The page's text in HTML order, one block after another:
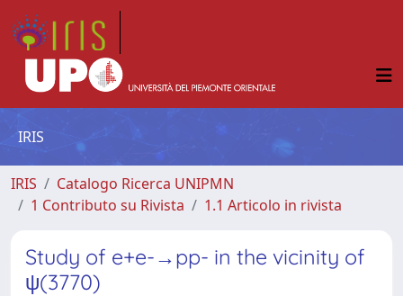
IRIS
IRIS
Catalogo Ricerca UNIPMN
1 Contributo su Rivista
1.1 Articolo in rivista
Study of e+e-→pp- in the vicinity of
ψ(3770)